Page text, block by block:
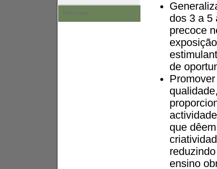
dos 3 a 5
precoce
de
que
ensino